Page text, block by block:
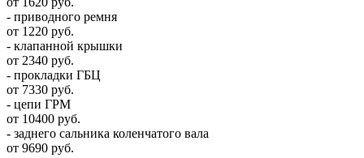
- приводного ремня
от 1220 руб.
- клапанной крышки
от 2340 руб.
- прокладки ГБЦ
от 7330 руб.
- цепи ГРМ
от 10400 руб.
- заднего сальника коленчатого вала
от 9690 руб.